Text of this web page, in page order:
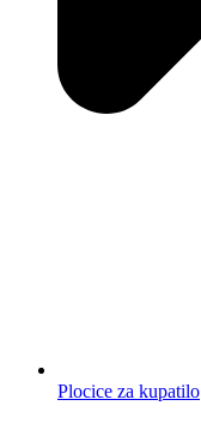
Plocice za kupatilo